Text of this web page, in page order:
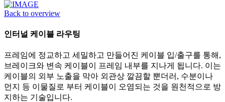
Back to overview
인터널 케이블 라우팅
프레임에 정교하고 세밀하고 만들어진 케이블 입/출구를 통해,
브레이크와 변속 케이블이 프레임 내부를 지나게 됩니다. 이는
케이블의 외부 노출을 막아 외관상 깔끔할 뿐더러, 수분이나
먼지 등 이물질로 부터 케이블이 오염되는 것을 원천적으로 방
지하는 기술입니다.